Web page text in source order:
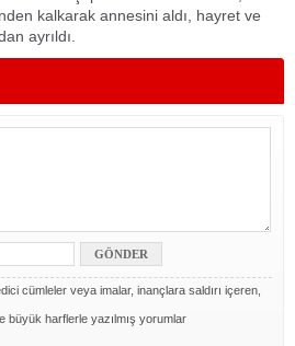
kalkarak annesini aldı, hayret ve
ayrıldı.
cümleler veya imalar, inançlara saldırı içeren,
büyük harflerle yazılmış yorumlar